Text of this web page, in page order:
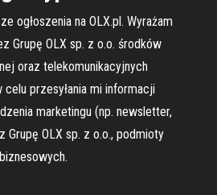
ogłoszenia na OLX.pl. Wyrażam
Grupę OLX sp. z o.o. środków
oraz telekomunikacyjnych
przesyłania mi informacji
marketingu (np. newsletter,
Grupę OLX sp. z o.o., podmioty